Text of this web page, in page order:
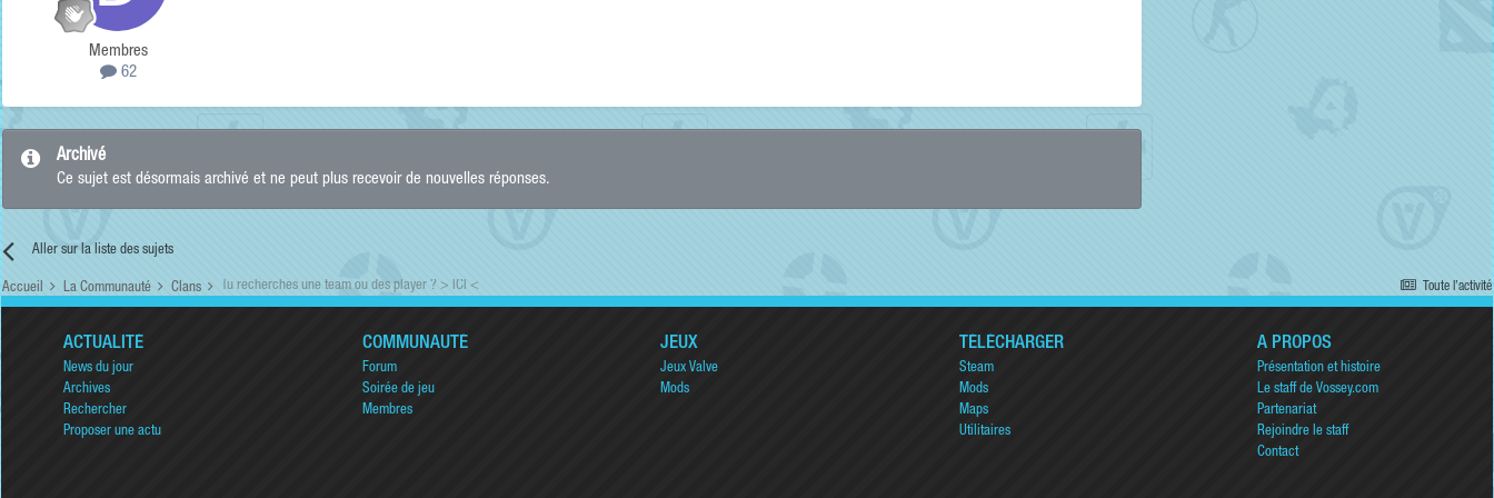
Membres
62
Archivé
Ce sujet est désormais archivé et ne peut plus recevoir de nouvelles réponses.
Aller sur la liste des sujets
Toute l’activité
Accueil La Communauté Clans Tu recherches une team ou des player ? > ICI <
ACTUALITÉ
News du jour
Archives
Rechercher
Proposer une actu
COMMUNAUTÉ
Forum
Soirée de jeu
Membres
JEUX
Jeux Valve
Mods
TÉLÉCHARGER
Steam
Mods
Maps
Utilitaires
A PROPOS
Présentation et histoire
Le staff de Vossey.com
Partenariat
Rejoindre le staff
Contact